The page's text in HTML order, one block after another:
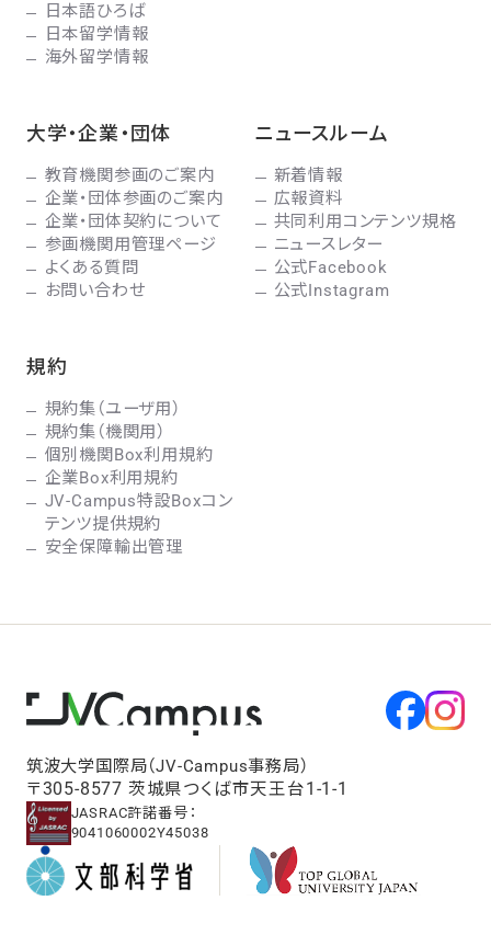
日本語ひろば
日本留学情報
海外留学情報
大学・企業・団体
教育機関参画のご案内
企業・団体参画のご案内
企業・団体契約について
参画機関用管理ページ
よくある質問
お問い合わせ
ニュースルーム
新着情報
広報資料
共同利用コンテンツ規格
ニュースレター
公式Facebook
公式Instagram
規約
規約集（ユーザ用）
規約集（機関用）
個別機関Box利用規約
企業Box利用規約
JV-Campus特設Boxコン
テンツ提供規約
安全保障輸出管理
筑波大学国際局（JV-Campus事務局）
〒305-8577 茨城県つくば市天王台1-1-1
JASRAC許諾番号：
9041060002Y45038